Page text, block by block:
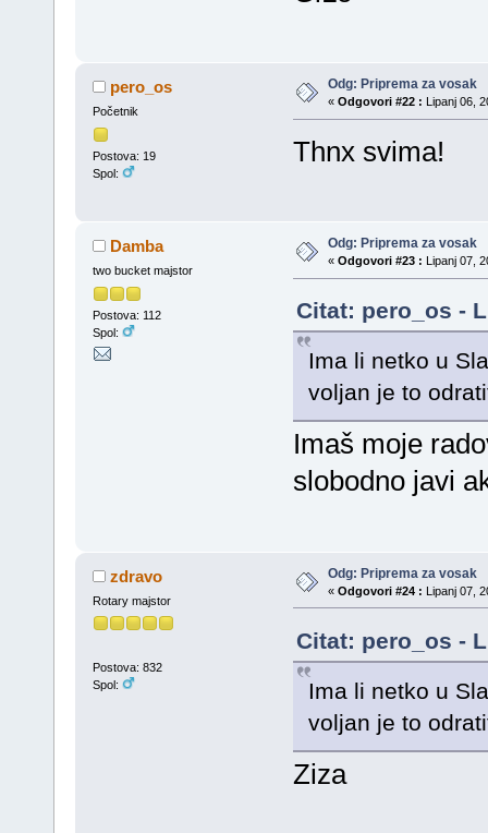
pero_os
Početnik
Postova: 19
Spol:
Odg: Priprema za vosak
« Odgovori #22 : Lipanj 06,
Thnx svima!
Damba
two bucket majstor
Postova: 112
Spol:
Odg: Priprema za vosak
« Odgovori #23 : Lipanj 07,
Citat: pero_os -
Ima li netko u
voljan je to
Imaš moje
slobodno javi
zdravo
Rotary majstor
Postova: 832
Spol:
Odg: Priprema za vosak
« Odgovori #24 : Lipanj 07,
Citat: pero_os -
Ima li netko u
voljan je to
Ziza